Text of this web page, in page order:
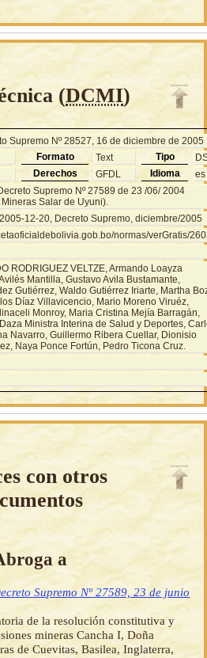
(DCMI)
Supremo Nº 28527, 16 de diciembre de 2005
Formato Text Tipo
Derechos GFDL Idioma
es
Supremo Nº 27589 de 23 /06/ 2004
Salar de Uyuni).
12-20, Decreto Supremo, diciembre/2005
normas/verGratis/
RODRIGUEZ VELTZE, Armando Loayza
Mantilla, Gustavo Avila Bustamante,
Gutiérrez, Waldo Gutiérrez Iriarte, Martha
Díaz Villavicencio, Mario Moreno Viruéz,
Monroy, Maria Cristina Mejía Barragán,
Ministra Interina de Salud y Deportes,
Navarro, Guillermo Ribera Cuellar, Dionisio
Naya Ponce Fortún, Pedro Ticona Cruz.
con otros
a
Supremo Nº 27589, 23 de junio
de la resolución constitutiva y
mineras Cancha I, Doña
de Cuevitas, Basilea, Inglaterra,